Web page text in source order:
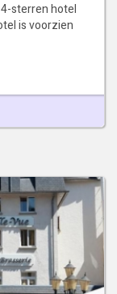
sterren hotel
is voorzien